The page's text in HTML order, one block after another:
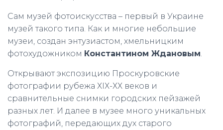
Сам музей фотоискусства – первый в Украине
музей такого типа. Как и многие небольшие
музеи, создан энтузиастом, хмельницким
фотохудожником Константином Ждановым
Открывают экспозицию Проскуровские
фотографии рубежа ХІХ-ХХ веков и
сравнительные снимки городских пейзажей
разных лет. И далее в музее много уникальных
фотографий, передающих дух старого